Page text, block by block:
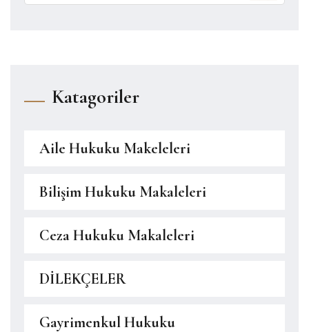
Katagoriler
Aile Hukuku Makeleleri
Bilişim Hukuku Makaleleri
Ceza Hukuku Makaleleri
DİLEKÇELER
Gayrimenkul Hukuku